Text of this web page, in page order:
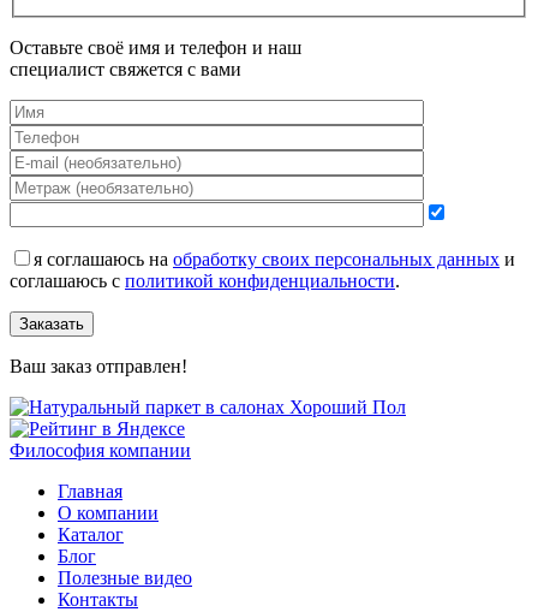
Оставьте своё имя и телефон и наш
специалист свяжется с вами
я соглашаюсь на обработку своих персональных данных и
соглашаюсь с политикой конфиденциальности.
Заказать
Ваш заказ отправлен!
Философия компании
Главная
О компании
Каталог
Блог
Полезные видео
Контакты